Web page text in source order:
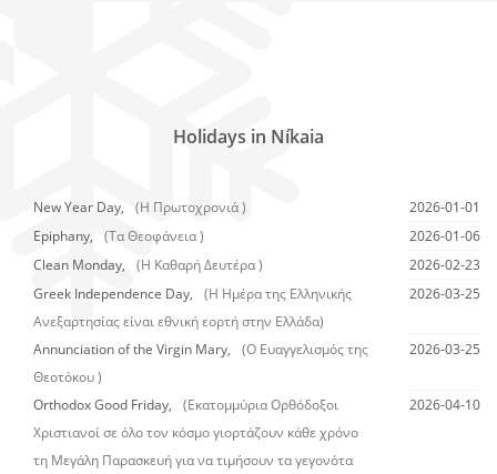
Holidays in Níkaia
New Year Day, (Η Πρωτοχρονιά )
2026-01-01
Epiphany,
(Τα Θεοφάνεια )
2026-01-06
Clean Monday,
(Η Καθαρή Δευτέρα )
2026-02-23
Greek Independence Day,
(Η Ημέρα της Ελληνικής
Ανεξαρτησίας είναι εθνική εορτή στην Ελλάδα)
2026-03-25
Annunciation of the Virgin Mary,
(Ο Ευαγγελισμός της
Θεοτόκου )
2026-03-25
Orthodox Good Friday,
(Εκατομμύρια Ορθόδοξοι
Χριστιανοί σε όλο τον κόσμο γιορτάζουν κάθε χρόνο
τη Μεγάλη Παρασκευή για να τιμήσουν τα γεγονότα
2026-04-10